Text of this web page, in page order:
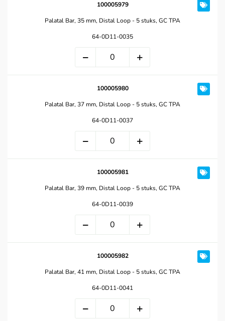
100005979
Palatal Bar, 35 mm, Distal Loop - 5 stuks, GC TPA
64-0D11-0035
100005980
Palatal Bar, 37 mm, Distal Loop - 5 stuks, GC TPA
64-0D11-0037
100005981
Palatal Bar, 39 mm, Distal Loop - 5 stuks, GC TPA
64-0D11-0039
100005982
Palatal Bar, 41 mm, Distal Loop - 5 stuks, GC TPA
64-0D11-0041